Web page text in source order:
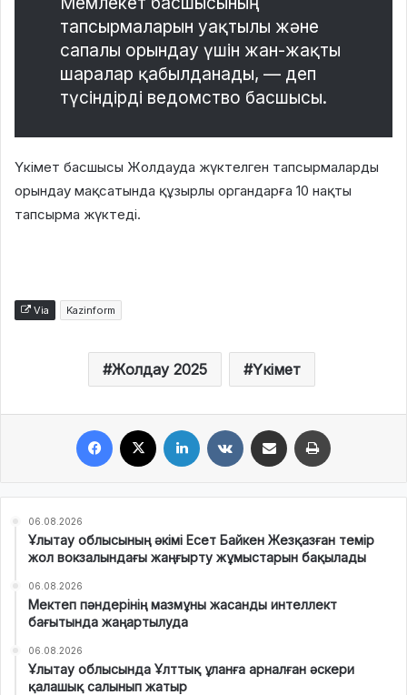
тапсырмаларын уақтылы және
сапалы орындау үшін жан-жақты
шаралар қабылданады, — деп
түсіндірді ведомство басшысы.
Үкімет басшысы Жолдауда жүктелген тапсырмаларды
орындау мақсатында құзырлы органдарға 10 нақты
тапсырма жүктеді.
Via Kazinform
Жолдау 2025 Үкімет
06.08.2026
Ұлытау облысының әкімі Есет Байкен Жезқазған темір
жол вокзалындағы жаңғырту жұмыстарын бақылады
06.08.2026
Мектеп пәндерінің мазмұны жасанды интеллект
бағытында жаңартылуда
06.08.2026
Ұлытау облысында Ұлттық ұланға арналған әскери
қалашық салынып жатыр